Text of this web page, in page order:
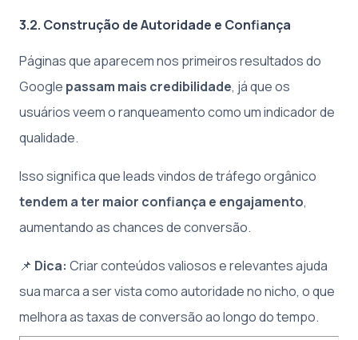
3.2. Construção de Autoridade e Confiança
Páginas que aparecem nos primeiros resultados do
Google passam mais credibilidade, já que os
usuários veem o ranqueamento como um indicador de
qualidade.
Isso significa que leads vindos de tráfego orgânico
tendem a ter maior confiança e engajamento,
aumentando as chances de conversão.
📌 Dica: Criar conteúdos valiosos e relevantes ajuda
sua marca a ser vista como autoridade no nicho, o que
melhora as taxas de conversão ao longo do tempo.